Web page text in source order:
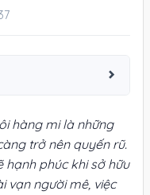
hàng mi là những
trở nên quyến rũ.
hạnh phúc khi sở hữu
vạn người mê, việc